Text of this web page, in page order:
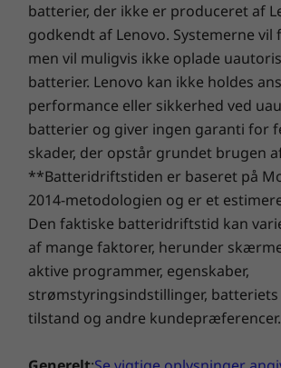
Bliv forbundet og forbliv
Flere tilslutningsmuligheder
effektivt arbejde. ThinkPad E16
de porte, der er nødvendige til
og bedre samarbejde, herunder
nævne nogle få. Opret trådløs
uden problemer med Wi-Fi 6E og
5.0, og stol på dobbeltmikrofoner
IR-hybridwebkamera (med dæksel
Vægt
Vejer fra 1,76 kg (plastik)
Vejer fra 1,97 kg (metal)
Farve
Graphite Black
Materialer og finish
Anodiseret aluminium på topdæksel
Ekstraudstyr: Polykarbonatplast på
BÆREDYGTIGHED
Certificeringer/registreringer
batterier, der ikke er produceret af
godkendt af Lenovo. Systemerne
men vil muligvis ikke oplade
batterier. Lenovo kan ikke holdes
performance eller sikkerhed ved
batterier og giver ingen garanti for
skader, der opstår grundet brugen
**Batteridriftstiden er baseret på
2014-metodologien og er et
Den faktiske batteridriftstid kan
af mange faktorer, herunder
aktive programmer, egenskaber,
strømstyringsindstillinger,
tilstand og andre kundepræferencer.